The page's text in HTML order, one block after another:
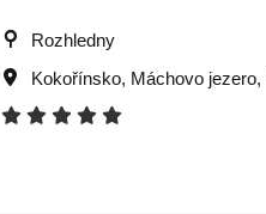
Rozhledny
Kokořínsko, Máchovo jezero,